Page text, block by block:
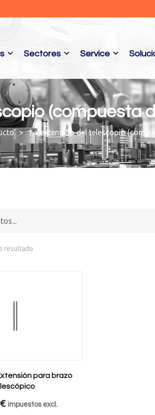
Sectores Service
(compuesta
1 x extensión del telescopio
resultado
para brazo
€ impuestos excl.